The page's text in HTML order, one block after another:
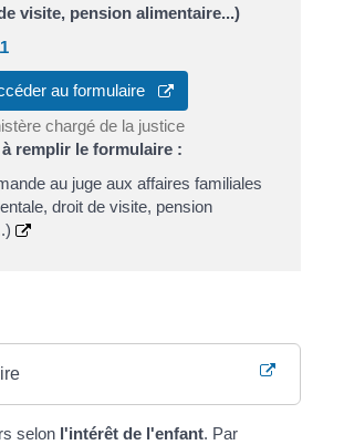
visite, pension alimentaire...)
au formulaire
chargé de la justice
remplir le formulaire :
au juge aux affaires familiales
droit de visite, pension
selon l'intérêt de l'enfant. Par